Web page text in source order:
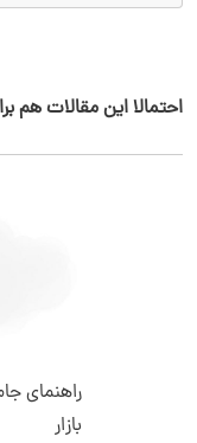
احتمالا این مقالات هم
راهنمای
بازار